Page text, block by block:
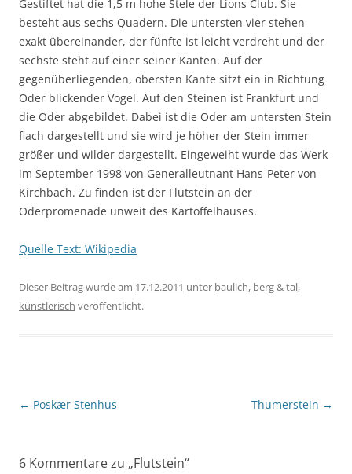
Gestiftet hat die 1,5 m hohe Stele der Lions Club. Sie
besteht aus sechs Quadern. Die untersten vier stehen
exakt übereinander, der fünfte ist leicht verdreht und der
sechste steht auf einer seiner Kanten. Auf der
gegenüberliegenden, obersten Kante sitzt ein in Richtung
Oder blickender Vogel. Auf den Steinen ist Frankfurt und
die Oder abgebildet. Dabei ist die Oder am untersten Stein
flach dargestellt und sie wird je höher der Stein immer
größer und wilder dargestellt. Eingeweiht wurde das Werk
im September 1998 von Generalleutnant Hans-Peter von
Kirchbach. Zu finden ist der Flutstein an der
Oderpromenade unweit des Kartoffelhauses.
Quelle Text: Wikipedia
Dieser Beitrag wurde am 17.12.2011 unter baulich, berg & tal,
künstlerisch veröffentlicht.
Beitragsnavigation
← Poskær Stenhus Thumerstein →
6 Kommentare zu „Flutstein“